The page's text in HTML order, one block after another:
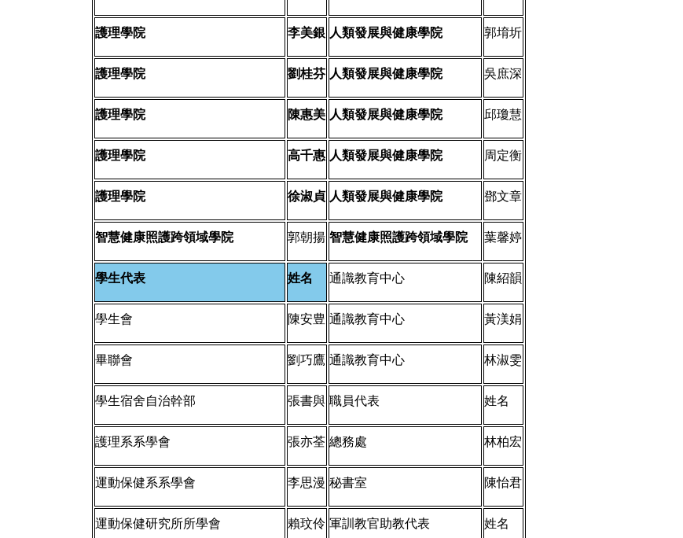
護理學院 李美銀 人類發展與健康學院 郭堉圻
護理學院 劉桂芬 人類發展與健康學院 吳庶深
護理學院 陳惠美 人類發展與健康學院 邱瓊慧
護理學院 高千惠 人類發展與健康學院 周定衡
護理學院 徐淑貞 人類發展與健康學院 鄧文章
智慧健康照護跨領域學院 郭朝揚 智慧健康照護跨領域學院 葉馨婷
學生代表 姓名 通識教育中心 陳紹韻
學生會 陳安豊 通識教育中心 黃渼娟
畢聯會 劉巧鷹 通識教育中心 林淑雯
學生宿舍自治幹部 張書與 職員代表 姓名
護理系系學會 張亦荃 總務處 林柏宏
運動保健系系學會 李思漫 秘書室 陳怡君
運動保健研究所所學會 賴玟伶 軍訓教官助教代表 姓名